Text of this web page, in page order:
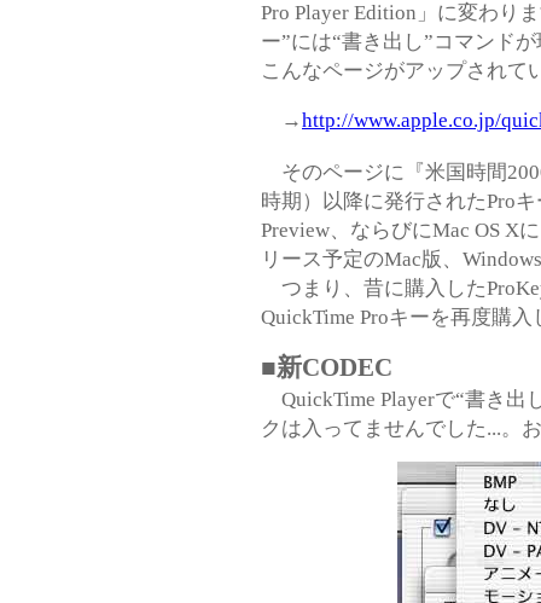
Pro Player Edition」に変わり
ー”には“書き出し”コマンド
こんなページがアップされて
→http://www.apple.co.jp/
そのページに『米国時間
時期）以降に発行されたPro
Preview、ならびにMac OS X
リース予定のMac版、
つまり、昔に購入した
QuickTime Proキーを再度購入
■新CODEC
QuickTime Playerで“書き出
クは入ってませんでした...。